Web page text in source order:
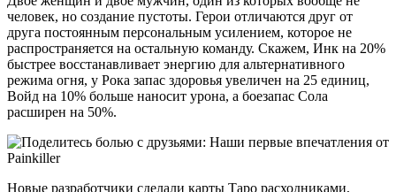
человек, но создание пустоты. Герои отличаются друг от
друга постоянным персональным усилением, которое не
распространяется на остальную команду. Скажем, Инк на 20%
быстрее восстанавливает энергию для альтернативного
режима огня, у Рока запас здоровья увеличен на 25 единиц,
Войд на 10% больше наносит урона, а боезапас Сола
расширен на 50%.
Новые разработчики сделали карты Таро расходниками,